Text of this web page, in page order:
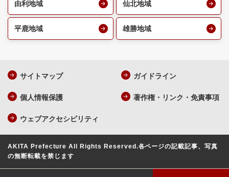
由利地域 仙北地域
平鹿地域 雄勝地域
サイトマップ ガイドライン
個人情報保護 著作権・リンク・免責事項
ウェブアクセシビリティ
AKITA Prefecture All Rights Reserved.各ページの記載記事、写真
の無断転載を禁じます